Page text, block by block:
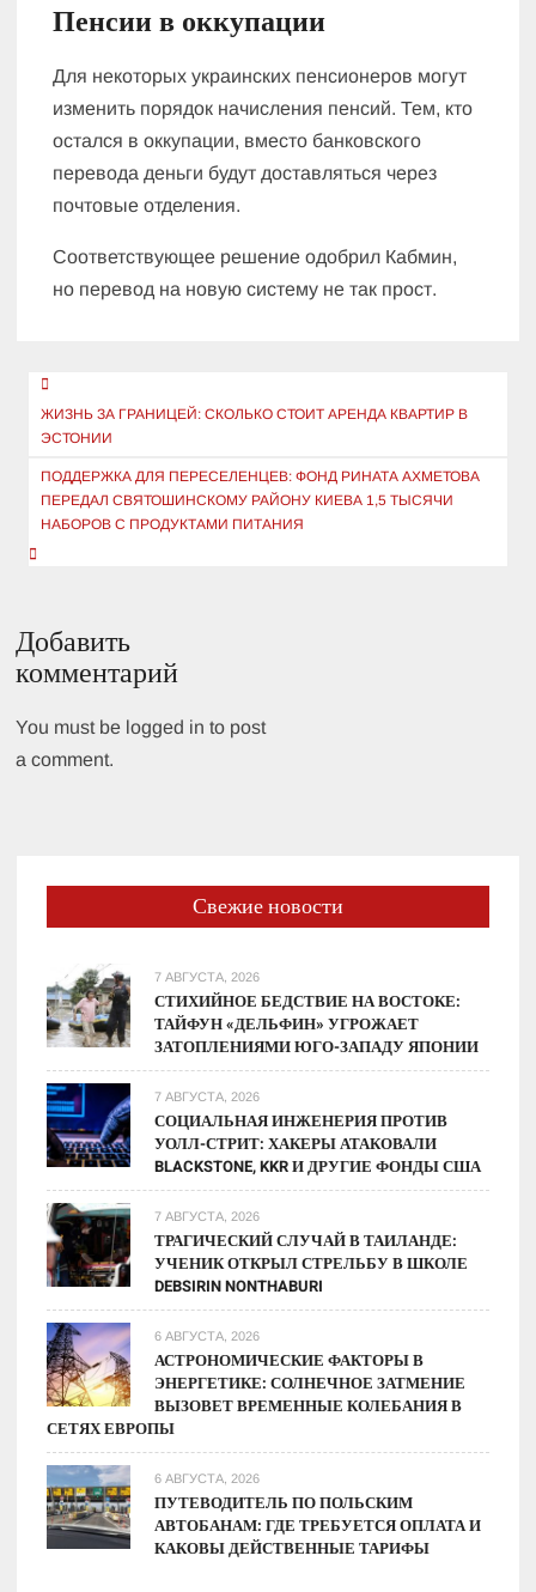
Пенсии в оккупации
Для некоторых украинских пенсионеров могут
изменить порядок начисления пенсий. Тем, кто
остался в оккупации, вместо банковского
перевода деньги будут доставляться через
почтовые отделения.
Соответствующее решение одобрил Кабмин,
но перевод на новую систему не так прост.
Навигация
по
записям
ЖИЗНЬ ЗА ГРАНИЦЕЙ: СКОЛЬКО СТОИТ АРЕНДА КВАРТИР В
ЭСТОНИИ
ПОДДЕРЖКА ДЛЯ ПЕРЕСЕЛЕНЦЕВ: ФОНД РИНАТА АХМЕТОВА
ПЕРЕДАЛ СВЯТОШИНСКОМУ РАЙОНУ КИЕВА 1,5 ТЫСЯЧИ
НАБОРОВ С ПРОДУКТАМИ ПИТАНИЯ
Добавить
комментарий
You must be logged in to post
a comment.
Свежие новости
7 АВГУСТА, 2026
СТИХИЙНОЕ БЕДСТВИЕ НА ВОСТОКЕ:
ТАЙФУН «ДЕЛЬФИН» УГРОЖАЕТ
ЗАТОПЛЕНИЯМИ ЮГО-ЗАПАДУ ЯПОНИИ
7 АВГУСТА, 2026
СОЦИАЛЬНАЯ ИНЖЕНЕРИЯ ПРОТИВ
УОЛЛ-СТРИТ: ХАКЕРЫ АТАКОВАЛИ
BLACKSTONE, KKR И ДРУГИЕ ФОНДЫ США
7 АВГУСТА, 2026
ТРАГИЧЕСКИЙ СЛУЧАЙ В ТАИЛАНДЕ:
УЧЕНИК ОТКРЫЛ СТРЕЛЬБУ В ШКОЛЕ
DEBSIRIN NONTHABURI
6 АВГУСТА, 2026
АСТРОНОМИЧЕСКИЕ ФАКТОРЫ В
ЭНЕРГЕТИКЕ: СОЛНЕЧНОЕ ЗАТМЕНИЕ
ВЫЗОВЕТ ВРЕМЕННЫЕ КОЛЕБАНИЯ В
СЕТЯХ ЕВРОПЫ
6 АВГУСТА, 2026
ПУТЕВОДИТЕЛЬ ПО ПОЛЬСКИМ
АВТОБАНАМ: ГДЕ ТРЕБУЕТСЯ ОПЛАТА И
КАКОВЫ ДЕЙСТВЕННЫЕ ТАРИФЫ